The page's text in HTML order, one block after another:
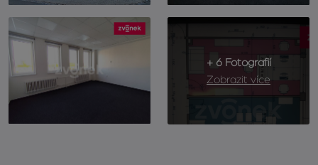
+ 6 Fotografií
Zobrazit více